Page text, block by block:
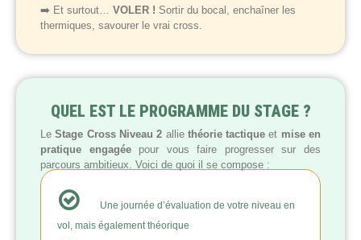
➡️ Et surtout… VOLER ! Sortir du bocal, enchaîner les
thermiques, savourer le vrai cross.
QUEL EST LE PROGRAMME DU STAGE ?
Le Stage Cross Niveau 2 alliethéorie tactique et mise en
pratique engagéepour vous faire progresser sur des
parcours ambitieux. Voici de quoi il se compose :
Une journée d’évaluation de votre niveau en
vol, mais également théorique